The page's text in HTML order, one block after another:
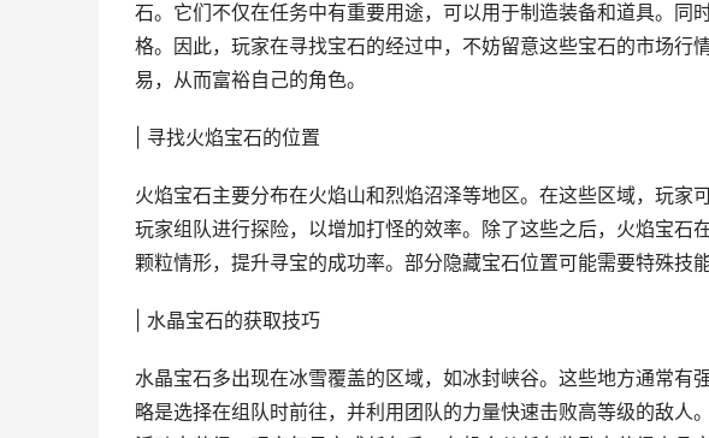
石。它们不仅在任务中有重要用途，可以用于制造装备和道具。同
格。因此，玩家在寻找宝石的经过中，不妨留意这些宝石的市场行
易，从而富裕自己的角色。
| 寻找火焰宝石的位置
火焰宝石主要分布在火焰山和烈焰沼泽等地区。在这些区域，玩家
玩家组队进行探险，以增加打怪的效率。除了这些之后，火焰宝石
颗粒情形，提升寻宝的成功率。部分隐藏宝石位置可能需要特殊技
| 水晶宝石的获取技巧
水晶宝石多出现在冰雪覆盖的区域，如冰封峡谷。这些地方通常有
略是选择在组队时前往，并利用团队的力量快速击败高等级的敌人